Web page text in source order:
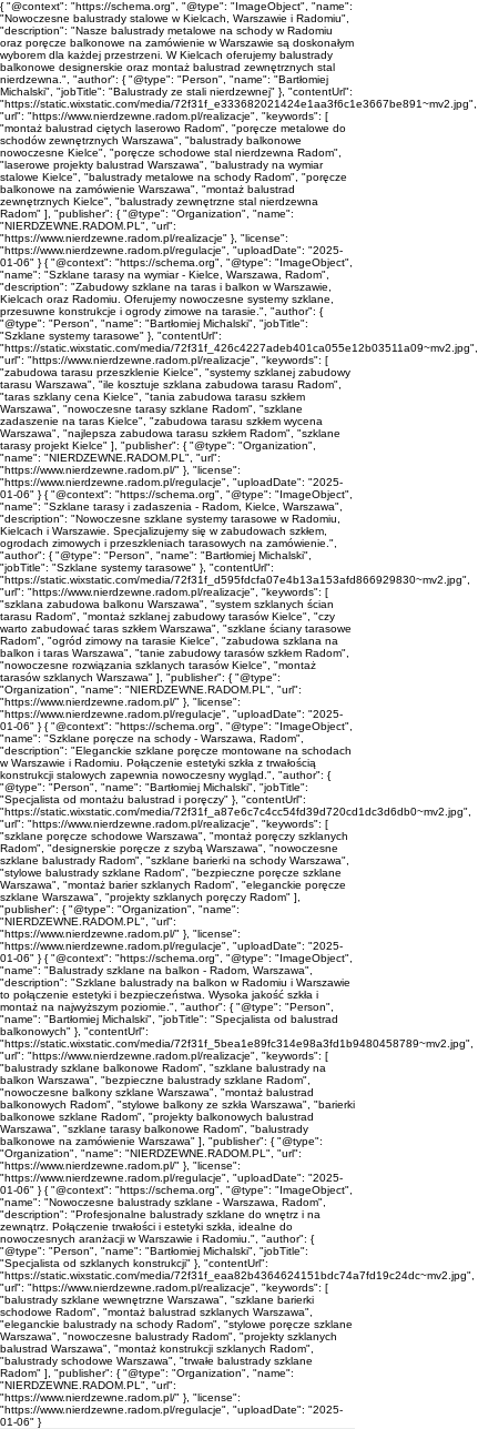
{ "@context": "https://schema.org", "@type": "ImageObject", "name":
"Nowoczesne balustrady stalowe w Kielcach, Warszawie i Radomiu",
"description": "Nasze balustrady metalowe na schody w Radomiu
oraz poręcze balkonowe na zamówienie w Warszawie są doskonałym
wyborem dla każdej przestrzeni. W Kielcach oferujemy balustrady
balkonowe designerskie oraz montaż balustrad zewnętrznych stal
nierdzewna.", "author": { "@type": "Person", "name": "Bartłomiej
Michalski", "jobTitle": "Balustrady ze stali nierdzewnej" }, "contentUrl":
"https://static.wixstatic.com/media/72f31f_e333682021424e1aa3f6c1e3667be891~mv2.jpg",
"url": "https://www.nierdzewne.radom.pl/realizacje", "keywords": [
"montaż balustrad ciętych laserowo Radom", "poręcze metalowe do
schodów zewnętrznych Warszawa", "balustrady balkonowe
nowoczesne Kielce", "poręcze schodowe stal nierdzewna Radom",
"laserowe projekty balustrad Warszawa", "balustrady na wymiar
stalowe Kielce", "balustrady metalowe na schody Radom", "poręcze
balkonowe na zamówienie Warszawa", "montaż balustrad
zewnętrznych Kielce", "balustrady zewnętrzne stal nierdzewna
Radom" ], "publisher": { "@type": "Organization", "name":
"NIERDZEWNE.RADOM.PL", "url":
"https://www.nierdzewne.radom.pl/realizacje" }, "license":
"https://www.nierdzewne.radom.pl/regulacje", "uploadDate": "2025-
01-06" } { "@context": "https://schema.org", "@type": "ImageObject",
"name": "Szklane tarasy na wymiar - Kielce, Warszawa, Radom",
"description": "Zabudowy szklane na taras i balkon w Warszawie,
Kielcach oraz Radomiu. Oferujemy nowoczesne systemy szklane,
przesuwne konstrukcje i ogrody zimowe na tarasie.", "author": {
"@type": "Person", "name": "Bartłomiej Michalski", "jobTitle":
"Szklane systemy tarasowe" }, "contentUrl":
"https://static.wixstatic.com/media/72f31f_426c4227adeb401ca055e12b03511a09~mv2.jpg",
"url": "https://www.nierdzewne.radom.pl/realizacje", "keywords": [
"zabudowa tarasu przeszklenie Kielce", "systemy szklanej zabudowy
tarasu Warszawa", "ile kosztuje szklana zabudowa tarasu Radom",
"taras szklany cena Kielce", "tania zabudowa tarasu szkłem
Warszawa", "nowoczesne tarasy szklane Radom", "szklane
zadaszenie na taras Kielce", "zabudowa tarasu szkłem wycena
Warszawa", "najlepsza zabudowa tarasu szkłem Radom", "szklane
tarasy projekt Kielce" ], "publisher": { "@type": "Organization",
"name": "NIERDZEWNE.RADOM.PL", "url":
"https://www.nierdzewne.radom.pl/" }, "license":
"https://www.nierdzewne.radom.pl/regulacje", "uploadDate": "2025-
01-06" } { "@context": "https://schema.org", "@type": "ImageObject",
"name": "Szklane tarasy i zadaszenia - Radom, Kielce, Warszawa",
"description": "Nowoczesne szklane systemy tarasowe w Radomiu,
Kielcach i Warszawie. Specjalizujemy się w zabudowach szkłem,
ogrodach zimowych i przeszkleniach tarasowych na zamówienie.",
"author": { "@type": "Person", "name": "Bartłomiej Michalski",
"jobTitle": "Szklane systemy tarasowe" }, "contentUrl":
"https://static.wixstatic.com/media/72f31f_d595fdcfa07e4b13a153afd866929830~mv2.jpg",
"url": "https://www.nierdzewne.radom.pl/realizacje", "keywords": [
"szklana zabudowa balkonu Warszawa", "system szklanych ścian
tarasu Radom", "montaż szklanej zabudowy tarasów Kielce", "czy
warto zabudować taras szkłem Warszawa", "szklane ściany tarasowe
Radom", "ogród zimowy na tarasie Kielce", "zabudowa szklana na
balkon i taras Warszawa", "tanie zabudowy tarasów szkłem Radom",
"nowoczesne rozwiązania szklanych tarasów Kielce", "montaż
tarasów szklanych Warszawa" ], "publisher": { "@type":
"Organization", "name": "NIERDZEWNE.RADOM.PL", "url":
"https://www.nierdzewne.radom.pl/" }, "license":
"https://www.nierdzewne.radom.pl/regulacje", "uploadDate": "2025-
01-06" } { "@context": "https://schema.org", "@type": "ImageObject",
"name": "Szklane poręcze na schody - Warszawa, Radom",
"description": "Eleganckie szklane poręcze montowane na schodach
w Warszawie i Radomiu. Połączenie estetyki szkła z trwałością
konstrukcji stalowych zapewnia nowoczesny wygląd.", "author": {
"@type": "Person", "name": "Bartłomiej Michalski", "jobTitle":
"Specjalista od montażu balustrad i poręczy" }, "contentUrl":
"https://static.wixstatic.com/media/72f31f_a87e6c7c4cc54fd39d720cd1dc3d6db0~mv2.jpg",
"url": "https://www.nierdzewne.radom.pl/realizacje", "keywords": [
"szklane poręcze schodowe Warszawa", "montaż poręczy szklanych
Radom", "designerskie poręcze z szybą Warszawa", "nowoczesne
szklane balustrady Radom", "szklane barierki na schody Warszawa",
"stylowe balustrady szklane Radom", "bezpieczne poręcze szklane
Warszawa", "montaż barier szklanych Radom", "eleganckie poręcze
szklane Warszawa", "projekty szklanych poręczy Radom" ],
"publisher": { "@type": "Organization", "name":
"NIERDZEWNE.RADOM.PL", "url":
"https://www.nierdzewne.radom.pl/" }, "license":
"https://www.nierdzewne.radom.pl/regulacje", "uploadDate": "2025-
01-06" } { "@context": "https://schema.org", "@type": "ImageObject",
"name": "Balustrady szklane na balkon - Radom, Warszawa",
"description": "Szklane balustrady na balkon w Radomiu i Warszawie
to połączenie estetyki i bezpieczeństwa. Wysoka jakość szkła i
montaż na najwyższym poziomie.", "author": { "@type": "Person",
"name": "Bartłomiej Michalski", "jobTitle": "Specjalista od balustrad
balkonowych" }, "contentUrl":
"https://static.wixstatic.com/media/72f31f_5bea1e89fc314e98a3fd1b9480458789~mv2.jpg",
"url": "https://www.nierdzewne.radom.pl/realizacje", "keywords": [
"balustrady szklane balkonowe Radom", "szklane balustrady na
balkon Warszawa", "bezpieczne balustrady szklane Radom",
"nowoczesne balkony szklane Warszawa", "montaż balustrad
balkonowych Radom", "stylowe balkony ze szkła Warszawa", "barierki
balkonowe szklane Radom", "projekty balkonowych balustrad
Warszawa", "szklane tarasy balkonowe Radom", "balustrady
balkonowe na zamówienie Warszawa" ], "publisher": { "@type":
"Organization", "name": "NIERDZEWNE.RADOM.PL", "url":
"https://www.nierdzewne.radom.pl/" }, "license":
"https://www.nierdzewne.radom.pl/regulacje", "uploadDate": "2025-
01-06" } { "@context": "https://schema.org", "@type": "ImageObject",
"name": "Nowoczesne balustrady szklane - Warszawa, Radom",
"description": "Profesjonalne balustrady szklane do wnętrz i na
zewnątrz. Połączenie trwałości i estetyki szkła, idealne do
nowoczesnych aranżacji w Warszawie i Radomiu.", "author": {
"@type": "Person", "name": "Bartłomiej Michalski", "jobTitle":
"Specjalista od szklanych konstrukcji" }, "contentUrl":
"https://static.wixstatic.com/media/72f31f_eaa82b4364624151bdc74a7fd19c24dc~mv2.jpg",
"url": "https://www.nierdzewne.radom.pl/realizacje", "keywords": [
"balustrady szklane wewnętrzne Warszawa", "szklane barierki
schodowe Radom", "montaż balustrad szklanych Warszawa",
"eleganckie balustrady na schody Radom", "stylowe poręcze szklane
Warszawa", "nowoczesne balustrady Radom", "projekty szklanych
balustrad Warszawa", "montaż konstrukcji szklanych Radom",
"balustrady schodowe Warszawa", "trwałe balustrady szklane
Radom" ], "publisher": { "@type": "Organization", "name":
"NIERDZEWNE.RADOM.PL", "url":
"https://www.nierdzewne.radom.pl/" }, "license":
"https://www.nierdzewne.radom.pl/regulacje", "uploadDate": "2025-
01-06" }